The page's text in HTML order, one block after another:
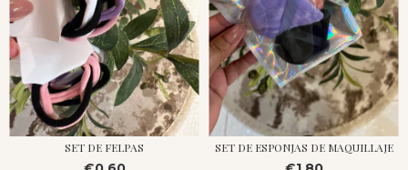
SET DE FELPAS SET DE ESPONJAS DE MAQUILLAJE